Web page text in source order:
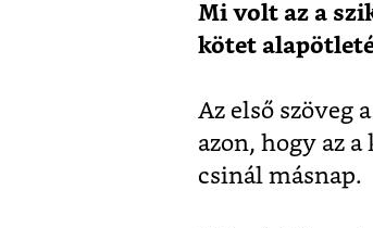
Mi volt az a
kötet
Az első szöveg
azon, hogy az
csinál másnap.